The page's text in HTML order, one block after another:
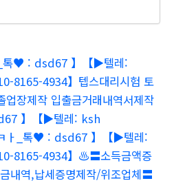
톡♥ : dsd67 】【▶텔레:
8165-4934】텝스대리시험 토
업장제작 입출금거래내역서제작
】【▶텔레: ksh
ㅏ_톡♥ : dsd67 】【▶텔레:
8165-4934】♨️〓소득금액증
내역,납세증명제작/위조업체〓